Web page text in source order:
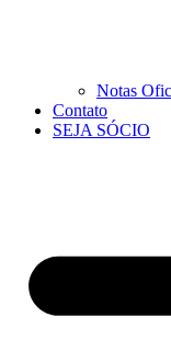
Notas
Contato
SEJA SÓCIO